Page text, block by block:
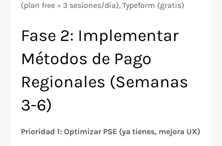
(plan free = 3 sesiones/día), Typeform (gratis)
Fase 2: Implementar
Métodos de Pago
Regionales (Semanas
3-6)
Prioridad 1: Optimizar PSE (ya tienes, mejora UX)